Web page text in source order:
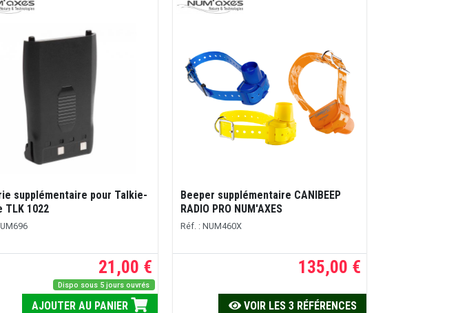
supplémentaire pour Talkie-
TLK 1022
21,00 €
Dispo sous 5 jours ouvrés
AJOUTER AU PANIER
Beeper supplémentaire CANIBEEP
RADIO PRO NUM'AXES
Réf. : NUM460X
135,00 €
VOIR LES 3 RÉFÉRENCES